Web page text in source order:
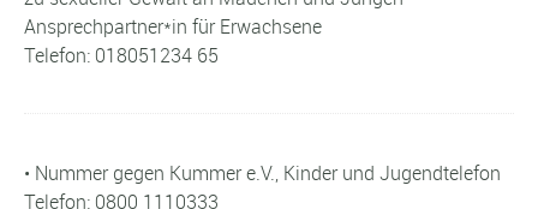
Ansprechpartner*in für Erwachsene
Telefon: 018051234 65
• Nummer gegen Kummer e.V., Kinder und Jugendtelefon
Telefon: 0800 1110333